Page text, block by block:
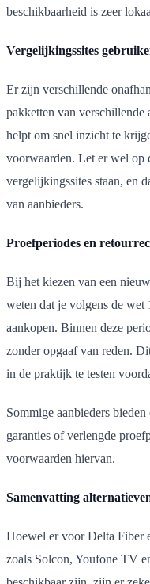
beschikbaarheid is zeer
Vergelijkingssites
Er zijn verschillende
pakketten van verschillende
helpt om snel inzicht te
voorwaarden. Let er wel op
vergelijkingssites staan, en
van aanbieders.
Proefperiodes en
Bij het kiezen van een
weten dat je volgens de
aankopen. Binnen deze
zonder opgaaf van reden.
in de praktijk te testen
Sommige aanbieders
garanties of verlengde
voorwaarden hiervan.
Samenvatting
Hoewel er voor Delta Fiber
zoals Solcon, Youfone TV